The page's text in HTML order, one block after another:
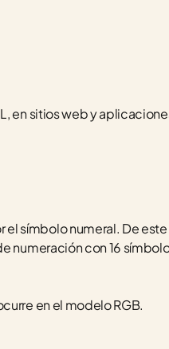
en sitios web y
símbolo numeral. De
numeración con 16
en el modelo RGB.